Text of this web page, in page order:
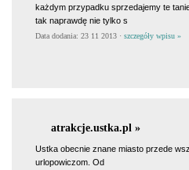
każdym przypadku sprzedajemy te
tak naprawdę nie tylko s
Data dodania: 23 11 2013 · szczegóły wpisu »
atrakcje.ustka.pl »
Ustka obecnie znane miasto przede
urlopowiczom. Od